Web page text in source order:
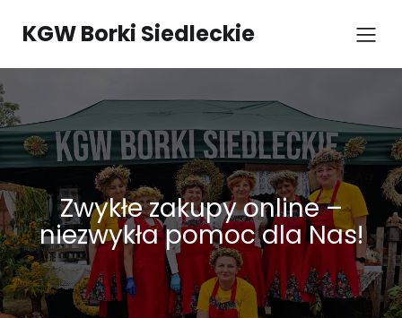
KGW Borki Siedleckie
Zwykłe zakupy online –
niezwykła pomoc dla Nas!